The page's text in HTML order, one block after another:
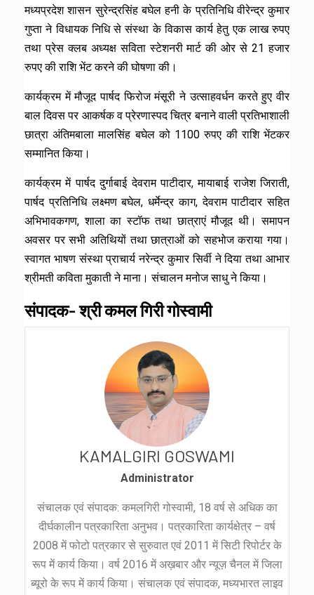
मध्यप्रदेश शासन सुरेन्द्रसिंह बघेल हनी के प्रतिनिधि वीरेन्द्र कुमार
गुप्ता ने विधायक निधि से संस्था के विकास कार्य हेतु एक लाख रुपए
तथा प्रेस क्लब अध्यक्ष सविता स्टेशनरी मार्ट की ओर से 21 हजार
रुपए की राशि भेंट करने की घोषणा की।
कार्यक्रम में मौजूद पार्षद फिरोज मंसूरी ने उत्साहवर्धन करते हुए वीर
बाल दिवस पर आकर्षक व प्रेरणास्पद चित्र बनाने वाली प्रतिभाशाली
छात्रा अंतिमबाला मालसिंह बघेल को 1100 रुपए की राशि भेंटकर
सम्मानित किया।
कार्यक्रम में पार्षद दुर्गाबाई देवराम पाटीदार, मायाबाई राजेश जिराती,
पार्षद प्रतिनिधि लक्ष्मण बघेल, धर्मेन्द्र काग, देवराम पाटीदार सहित
अभिभावकगण, शाला का स्टॉफ तथा छात्राएं मौजूद थी। समापन
अवसर पर सभी अतिथियों तथा छात्राओं को सहभोज कराया गया।
स्वागत भाषण संस्था प्राचार्य नरेन्द्र कुमार सिर्वी ने दिया तथा आभार
श्रीमती कविता मुकाती ने माना। संचालन मनोज साधु ने किया।
संपादक- श्री कमल गिरी गोस्वामी
KAMALGIRI GOSWAMI
Administrator
संचालक एवं संपादक: कमलगिरी गोस्वामी, 18 वर्ष से अधिक का
दीर्घकालीन पत्रकारिता अनुभव। पत्रकारिता कार्यक्षेत्र – वर्ष
2008 में फोटो पत्रकार से सुरुवात एवं 2011 में सिटी रिपोर्टर के
रूप में कार्य किया। वर्ष 2016 में अख़बार और न्यूज़ चैनल में जिला
ब्यूरो के रूप में कार्य किया। संचालक एवं संपादक, मध्यभारत लाइव